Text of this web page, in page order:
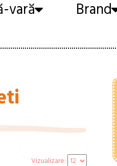
vară Brand
Vizualizare: